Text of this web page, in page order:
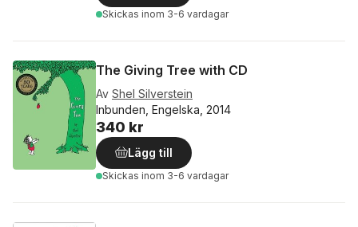
Skickas inom 3-6 vardagar
The Giving Tree with CD
Av Shel Silverstein
Inbunden, Engelska, 2014
340 kr
Lägg till
Skickas inom 3-6 vardagar